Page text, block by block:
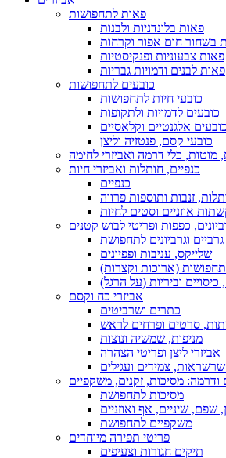
פאות לתחפושות
פאות בלונדניות ולבנות
בשחור חום אפור וקרחות
פאות צבעוניות ופנקיסטיות
פאות לבנים ודמויות גבריות
כובעים לתחפושות
כובעי חיות לתחפושות
כובעים לדמויות ולתקופות
כובעים אלגנטיים וקלאסיים
כובעי קסם, פנטזיה וליצן
מוטות, כלי דרמה ואביזרי לחימה
כנפיים, חותלות ואביזרי חיות
כנפיים
זנבות ותוספות פרווה
אוזניים וסטים לחיות
כפפות ופריטי לבוש קטנים
גרביים וגרביונים לתחפושת
שלייקס, עניבות ופפיונים
(ארוכות וקצרות)
כיסויים וביריות (על הרגל)
אביזרי כח וקסם
כתרים ושרביטים
סרטים ופרחים לראש
מניפות, שמשיה ונוצות
אביזרי ליצן ופריטי הצהרה
צמידים ועגילים
ודרמה: מסיכות, זקנים, משקפיים
מסיכות לתחפושת
שפם, שיניים, אף ואוזניים
משקפיים לתחפושת
פריטי תפירה מיוחדים
תיקים חגורות וצעיפים